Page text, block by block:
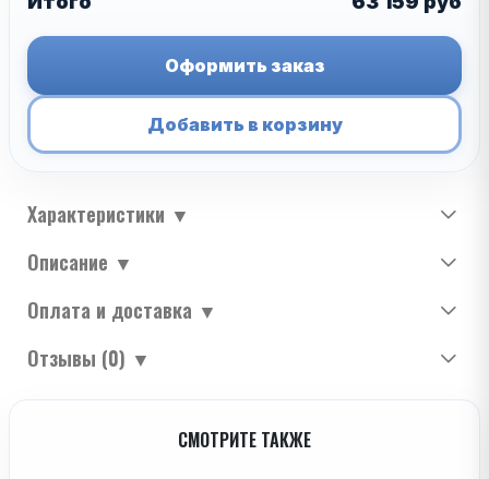
Оформить заказ
Добавить в корзину
Характеристики ▼
Описание ▼
Оплата и доставка ▼
Отзывы (0) ▼
СМОТРИТЕ ТАКЖЕ